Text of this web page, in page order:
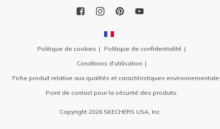
Politique de cookies
Politique de confidentialité
Conditions d'utilisation
Fiche produit relative aux qualités et caractéristiques
Point de contact pour la sécurité des produits
Copyright 2026 SKECHERS USA, Inc.